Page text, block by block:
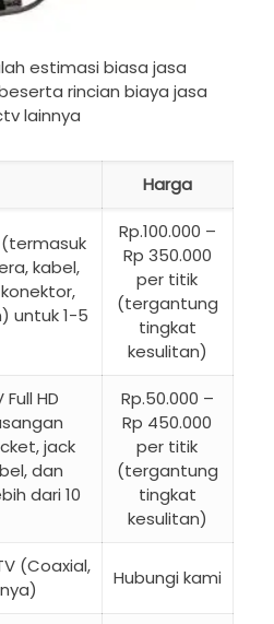
estimasi biasa jasa
rincian biaya jasa
lainnya
Harga
kabel,
untuk 1-5
Rp.100.000 –
Rp 350.000
per titik
(tergantung
tingkat
kesulitan)
HD
jack
dan
dari 10
Rp.50.000 –
Rp 450.000
per titik
(tergantung
tingkat
kesulitan)
(Coaxial,
Hubungi kami